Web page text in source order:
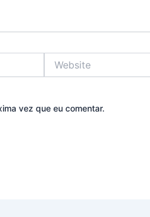
vez que eu comentar.